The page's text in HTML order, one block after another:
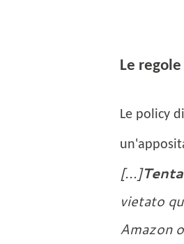
Le
Le policy
[...]
vietato
Amazon